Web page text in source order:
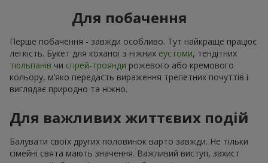
Для побачення
Перше побачення - завжди особливо. Тут найкраще працює
легкість. Букет для коханої з ніжних еустоми, тендітних
тюльпанів чи спрей-троянди рожевого або кремового
кольору, м’яко передасть вираження трепетних почуттів і
виглядає природно та ніжно.
Для важливих життєвих подій
Балувати своїх других половинок варто завжди. Не тільки
сімейні свята мають значення. Важливий виступ, захист